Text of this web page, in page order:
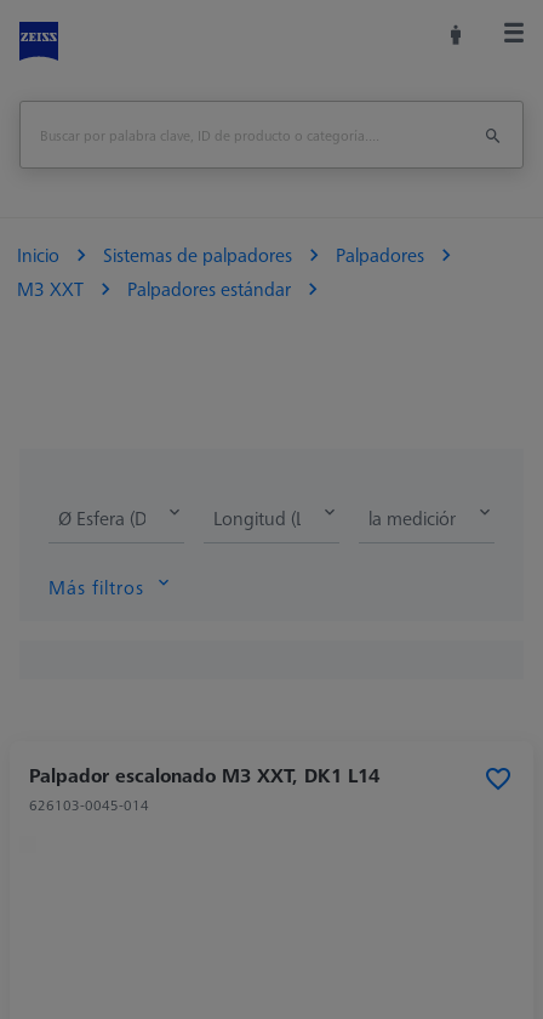
Inicio Sistemas de palpadores
Palpadores
M3 XXT
Palpadores estándar
Ø Esfera (DK) Longitud (L) la medición de la
Más filtros
Palpador escalonado M3 XXT, DK1 L14
626103-0045-014